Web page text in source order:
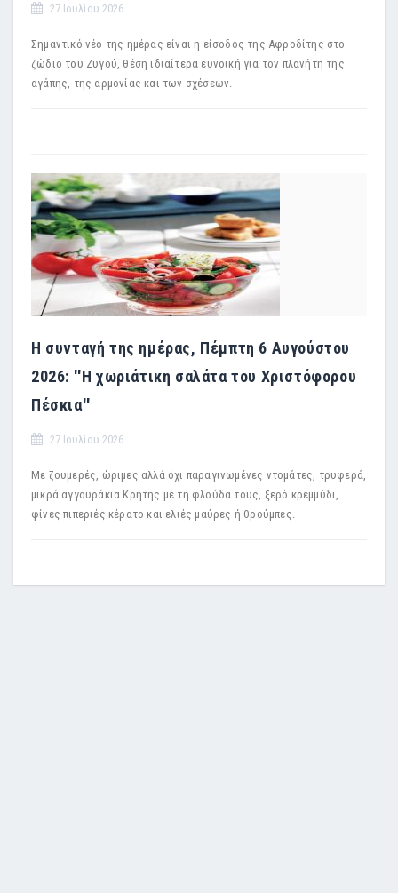
27 Ιουλίου 2026
Σημαντικό νέο της ημέρας είναι η είσοδος της Αφροδίτης στο
ζώδιο του Ζυγού, θέση ιδιαίτερα ευνοϊκή για τον πλανήτη της
αγάπης, της αρμονίας και των σχέσεων.
Η συνταγή της ημέρας, Πέμπτη 6 Αυγούστου
2026: ''Η χωριάτικη σαλάτα του Χριστόφορου
Πέσκια''
27 Ιουλίου 2026
Με ζουμερές, ώριμες αλλά όχι παραγινωμένες ντομάτες, τρυφερά,
μικρά αγγουράκια Κρήτης με τη φλούδα τους, ξερό κρεμμύδι,
φίνες πιπεριές κέρατο και ελιές μαύρες ή θρούμπες.